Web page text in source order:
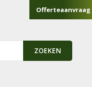
Offerteaanvraag
ZOEKEN